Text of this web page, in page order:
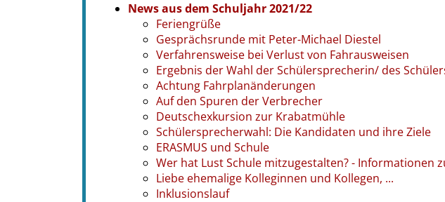
News aus dem Schuljahr 2021/22
Feriengrüße
Gesprächsrunde mit Peter-Michael Diestel
Verfahrensweise bei Verlust von Fahrausweisen
Ergebnis der Wahl der Schülersprecherin/ des
Achtung Fahrplanänderungen
Auf den Spuren der Verbrecher
Deutschexkursion zur Krabatmühle
Schülersprecherwahl: Die Kandidaten und ihre Ziele
ERASMUS und Schule
Wer hat Lust Schule mitzugestalten? - Informationen
Liebe ehemalige Kolleginnen und Kollegen, ...
Inklusionslauf